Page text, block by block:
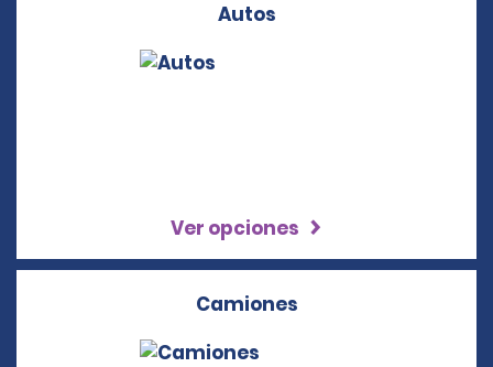
Autos
Ver opciones
Camiones